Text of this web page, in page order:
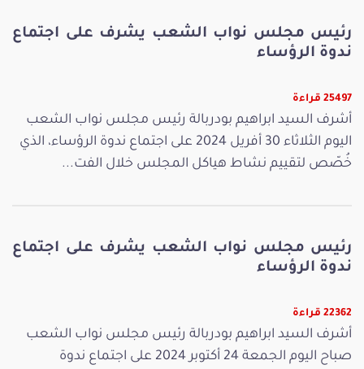
رئيس مجلس نواب الشعب يشرف على اجتماع
ندوة الرؤساء
25497 قراءة
أشرف السيد ابراهيم بودربالة رئيس مجلس نواب الشعب
اليوم الثلاثاء 30 أفريل 2024 على اجتماع ندوة الرؤساء، الذي
خُصّص لتقييم نشاط هياكل المجلس خلال الفت...
رئيس مجلس نواب الشعب يشرف على اجتماع
ندوة الرؤساء
22362 قراءة
أشرف السيد ابراهيم بودربالة رئيس مجلس نواب الشعب
صباح اليوم الجمعة 24 أكتوبر 2024 على اجتماع ندوة